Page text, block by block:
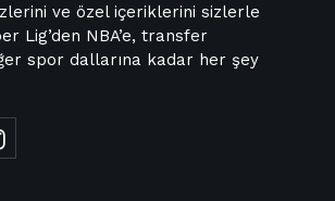
ve özel içeriklerini sizlerle
Lig’den NBA’e, transfer
spor dallarına kadar her şey